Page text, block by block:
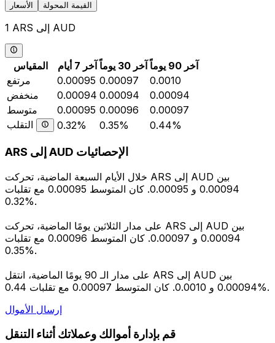
الأسعار القيمة المحولة
1 ARS إلى AUD
المقياس آخر 7 أيام آخر 30 يوماً
آخر 90 يوماً
مرتفع
0.00095 0.00097
0.0010
منخفض
0.00094 0.00094
0.00094
متوسط
0.00095 0.00096
0.00097
التقلب
0.32% 0.35% 0.44%
ARS إلى AUD الإحصائيات
خلال الأيام السبعة الماضية، تحركت ARS إلى AUD بين
0.00094 و 0.00095. كان المتوسط 0.00095 مع تقلبات
0.32%.
على مدار الثلاثين يومًا الماضية، تحركت ARS إلى AUD بين
0.00094 و 0.00097. كان المتوسط 0.00096 مع تقلبات
0.35%.
على مدار الـ 90 يومًا الماضية، انتقل ARS إلى AUD بين
0.00094 و 0.0010. كان المتوسط 0.00097 مع تقلبات 0.44%.
إرسال الأموال
قم بإدارة أموالك وعملاتك أثناء التنقل